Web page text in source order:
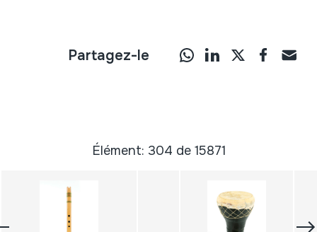
Partagez-le
Élément: 304 de 15871